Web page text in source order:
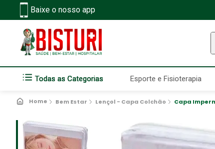
Baixe o nosso app
Todas as Categorias Esporte e Fisioterapia
Bem Estar Lençol - Capa Colchão Capa